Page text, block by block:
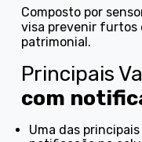
Composto por
visa prevenir furtos
patrimonial.
Principais
com
Uma das principais vantagens do alarme com